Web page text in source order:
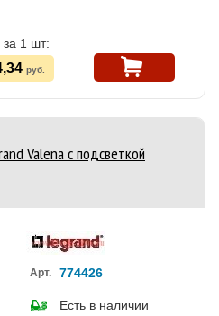
1 шт:
руб.
Valena с подсветкой
Арт. 774426
Есть в наличии